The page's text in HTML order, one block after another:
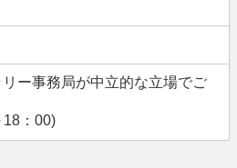
ー事務局が中立的な立場でご
：00)